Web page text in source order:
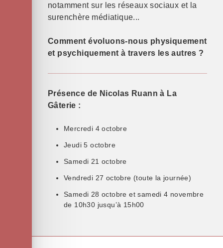
notamment sur les réseaux sociaux et la
surenchère médiatique...
Comment évoluons-nous physiquement
et psychiquement à travers les autres ?
Présence de Nicolas Ruann à La
Gâterie :
Mercredi 4 octobre
Jeudi 5 octobre
Samedi 21 octobre
Vendredi 27 octobre (toute la journée)
Samedi 28 octobre et samedi 4 novembre
de 10h30 jusqu’à 15h00